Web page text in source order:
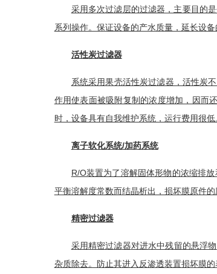
采用多次过滤层的过滤器，主要目的
系列操作。保证设备的产水质量，延长设备
活性炭过滤器
系统采用果壳活性炭过滤器，活性炭
作用使表面被吸附复制的浓度增加，因而
时，设备具有自我维护系统，运行费用很低
离子软化系统/加药系统
R/O装置为了溶解固体形物的浓缩排
平衡溶解度常数而结晶析出，损坏膜原件的
精密过滤器
采用精密过滤器对进水中残留的悬浮物
杂质除去。防止其进入 反渗透装置损坏膜